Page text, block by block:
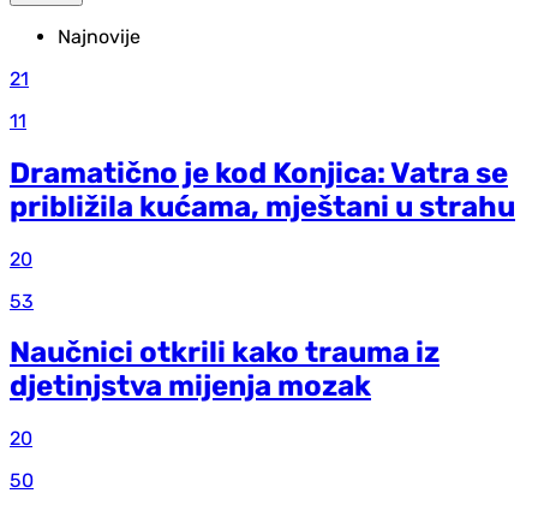
Najnovije
21
11
Dramatično je kod Konjica: Vatra se
približila kućama, mještani u strahu
20
53
Naučnici otkrili kako trauma iz
d‌jetinjstva mijenja mozak
20
50